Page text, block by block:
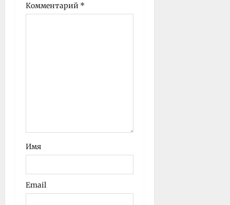
Комментарий *
Имя
Email